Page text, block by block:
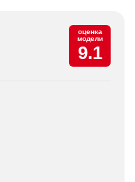
оценка
модели
9.1